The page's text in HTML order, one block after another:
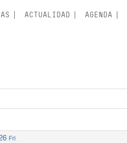
ACTUALIDAD AGENDA
Fri